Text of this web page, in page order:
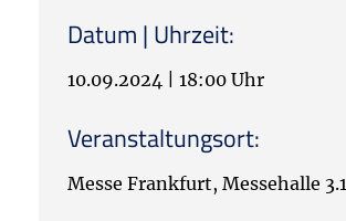
Datum | Uhrzeit:
10.09.2024 18:00 Uhr
Veranstaltungsort:
Messe Frankfurt, Messehalle 3.1